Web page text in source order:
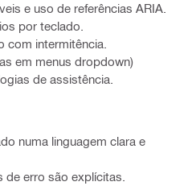
e uso de referências ARIA.
por teclado.
com intermitência.
em menus dropdown)
de assistência.
numa linguagem clara e
de erro são explícitas.